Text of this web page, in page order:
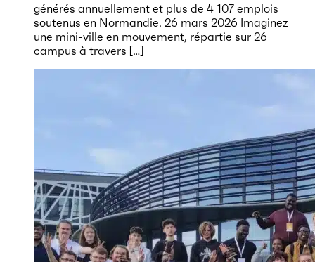
générés annuellement et plus de 4 107 emplois
soutenus en Normandie. 26 mars 2026 Imaginez
une mini-ville en mouvement, répartie sur 26
campus à travers […]